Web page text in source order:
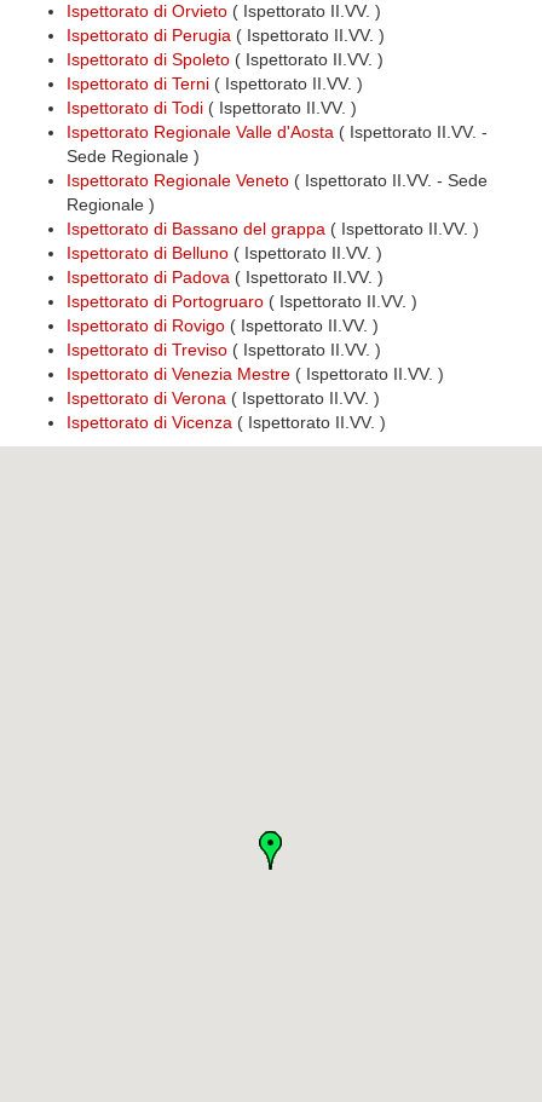
Ispettorato di Orvieto ( Ispettorato II.VV. )
Ispettorato di Perugia ( Ispettorato II.VV. )
Ispettorato di Spoleto ( Ispettorato II.VV. )
Ispettorato di Terni ( Ispettorato II.VV. )
Ispettorato di Todi ( Ispettorato II.VV. )
Ispettorato Regionale Valle d'Aosta ( Ispettorato II.VV. -
Sede Regionale )
Ispettorato Regionale Veneto ( Ispettorato II.VV. - Sede
Regionale )
Ispettorato di Bassano del grappa ( Ispettorato II.VV. )
Ispettorato di Belluno ( Ispettorato II.VV. )
Ispettorato di Padova ( Ispettorato II.VV. )
Ispettorato di Portogruaro ( Ispettorato II.VV. )
Ispettorato di Rovigo ( Ispettorato II.VV. )
Ispettorato di Treviso ( Ispettorato II.VV. )
Ispettorato di Venezia Mestre ( Ispettorato II.VV. )
Ispettorato di Verona ( Ispettorato II.VV. )
Ispettorato di Vicenza ( Ispettorato II.VV. )